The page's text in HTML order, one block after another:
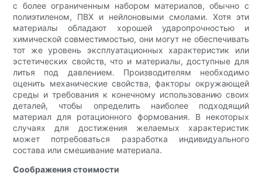
с более ограниченным набором материалов, обычно с
полиэтиленом, ПВХ и нейлоновыми смолами. Хотя эти
материалы обладают хорошей ударопрочностью и
химической совместимостью, они могут не обеспечивать
тот же уровень эксплуатационных характеристик или
эстетических свойств, что и материалы, доступные для
литья под давлением. Производителям необходимо
оценить механические свойства, факторы окружающей
среды и требования к конечному использованию своих
деталей, чтобы определить наиболее подходящий
материал для ротационного формования. В некоторых
случаях для достижения желаемых характеристик
может потребоваться разработка индивидуального
состава или смешивание материала.
Соображения стоимости